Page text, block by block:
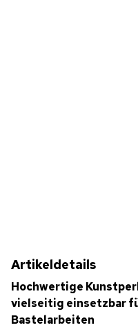
Artikeldetails
Hochwertige
vielseitig einsetzbar
Bastelarbeiten